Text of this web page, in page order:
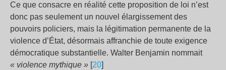
Ce que consacre en réalité cette proposition de loi n’est
donc pas seulement un nouvel élargissement des
pouvoirs policiers, mais la légitimation permanente de la
violence d’État, désormais affranchie de toute exigence
démocratique substantielle. Walter Benjamin nommait
« violence mythique » [20]